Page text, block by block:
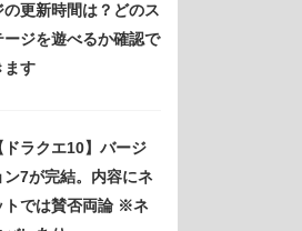
の更新時間は？どのス
ージを遊べるか確認で
ます
ドラクエ10】バージ
ン7が完結。内容にネ
トでは賛否両論 ※ネ